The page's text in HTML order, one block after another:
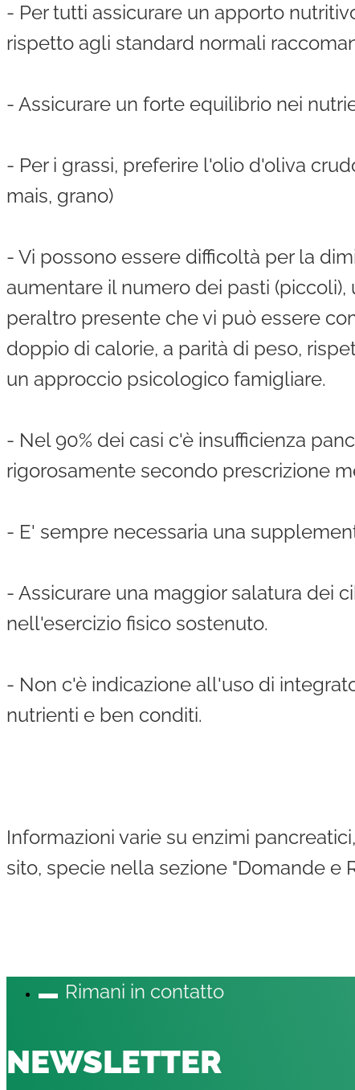
- Per tutti assicurare un apporto
rispetto agli standard normali
- Assicurare un forte equilibrio nei
- Per i grassi, preferire l'olio d'oliva
mais, grano)
- Vi possono essere difficoltà per la
aumentare il numero dei pasti
peraltro presente che vi può essere
doppio di calorie, a parità di peso,
un approccio psicologico famigliare.
- Nel 90% dei casi c'è insufficienza
rigorosamente secondo prescrizione
- E' sempre necessaria una
- Assicurare una maggior salatura dei
nell'esercizio fisico sostenuto.
- Non c'è indicazione all'uso di
nutrienti e ben conditi.
Informazioni varie su enzimi
sito, specie nella sezione "Domande e
Rimani in contatto
NEWSLETTER